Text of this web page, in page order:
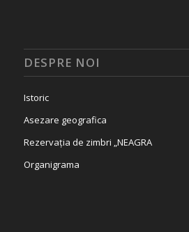
DESPRE NOI
Istoric
Asezare geografica
Rezervația de zimbri „NEAGRA
Organigrama